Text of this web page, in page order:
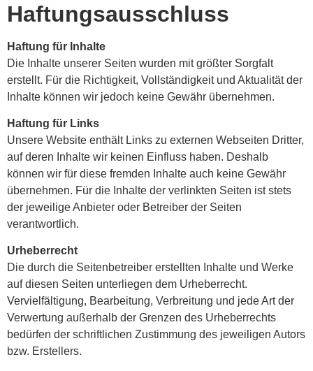
Haftungsausschluss
Haftung für Inhalte
Die Inhalte unserer Seiten wurden mit größter Sorgfalt
erstellt. Für die Richtigkeit, Vollständigkeit und Aktualität der
Inhalte können wir jedoch keine Gewähr übernehmen.
Haftung für Links
Unsere Website enthält Links zu externen Webseiten Dritter,
auf deren Inhalte wir keinen Einfluss haben. Deshalb
können wir für diese fremden Inhalte auch keine Gewähr
übernehmen. Für die Inhalte der verlinkten Seiten ist stets
der jeweilige Anbieter oder Betreiber der Seiten
verantwortlich.
Urheberrecht
Die durch die Seitenbetreiber erstellten Inhalte und Werke
auf diesen Seiten unterliegen dem Urheberrecht.
Vervielfältigung, Bearbeitung, Verbreitung und jede Art der
Verwertung außerhalb der Grenzen des Urheberrechts
bedürfen der schriftlichen Zustimmung des jeweiligen Autors
bzw. Erstellers.